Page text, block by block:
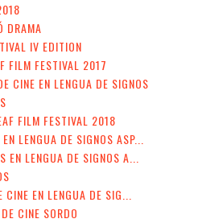
DRAMA
IV EDITION
FILM FESTIVAL 2017
CINE EN LENGUA DE SIGNOS
FILM FESTIVAL 2018
LENGUA DE SIGNOS ASP...
LENGUA DE SIGNOS A...
EN LENGUA DE SIG...
CINE SORDO